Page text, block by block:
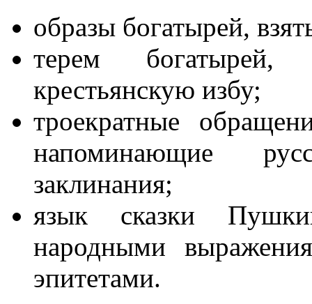
образы богатырей,
терем богатырей,
крестьянскую избу;
троекратные
напоминающие
заклинания;
язык сказки
народными
эпитетами.